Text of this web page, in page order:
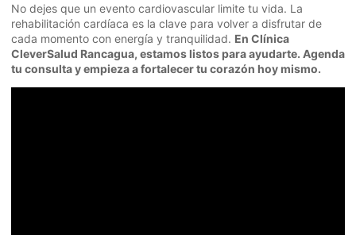
No dejes que un evento cardiovascular limite tu vida. La
rehabilitación cardíaca es la clave para volver a disfrutar de
cada momento con energía y tranquilidad. En Clínica
CleverSalud Rancagua, estamos listos para ayudarte. Agenda
tu consulta y empieza a fortalecer tu corazón hoy mismo.